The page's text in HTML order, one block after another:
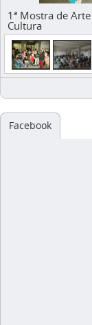
1ª Mostra de
Cultura
Facebook